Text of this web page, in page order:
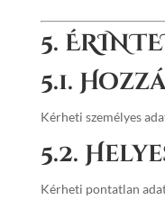
5.
5.1.
Kérheti személyes
5.2.
Kérheti pontatlan